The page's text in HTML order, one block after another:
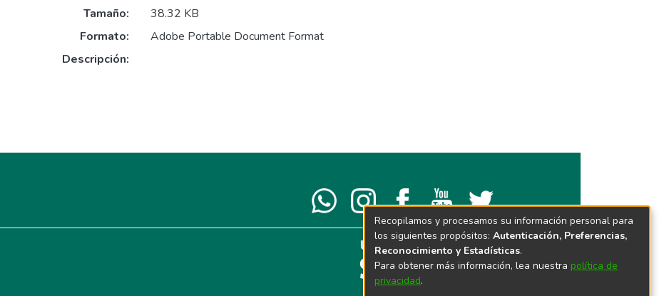
Tamaño:
38.32 KB
Formato:
Adobe Portable Document Format
Descripción:
Recopilamos y procesamos su información personal para
los siguientes propósitos: Autenticación, Preferencias,
Reconocimiento y Estadísticas.
Para obtener más información, lea nuestra política de
privacidad.